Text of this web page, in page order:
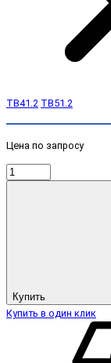
TB41.2 TB51.2
Цена по запросу
Купить
Купить в один клик